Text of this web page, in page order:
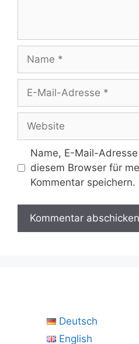
Mail-
Adresse
Name, E-Mail-
diesem Browser für
Kommentar speichern.
Deutsch
English